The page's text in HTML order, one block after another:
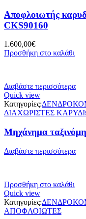
Αποφλοιωτής
CKS90160
1.600,00€
Προσθήκη στο καλάθι
Διαβάστε περισσότερα
Quick view
Κατηγορίες:
ΔΙΑΧΩΡΙΣΤΕΣ
Μηχάνημα
Διαβάστε περισσότερα
Προσθήκη στο καλάθι
Quick view
Κατηγορίες:
ΑΠΟΦΛΟΙΩΤΕΣ